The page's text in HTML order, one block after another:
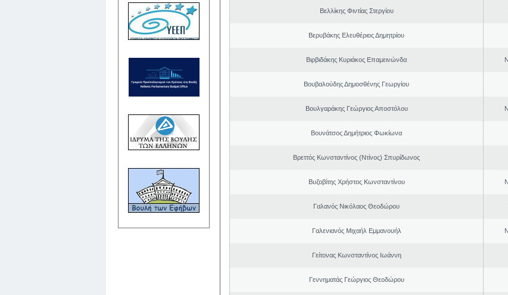
Βελλίκης Φιντίας Στεργίου
Βερυβάκης Ελευθέριος Δημητρίου
Βιρβιδάκης Κυριάκος Επαμεινώνδα
Βουβαλούδης Δημοσθένης Γεωργίου
Βουλγαράκης Γεώργιος Αποστόλου
Βουνάτσος Δημήτριος Φωκίωνα
Βρεττός Κωνσταντίνος (Ντίνος) Σπυρίδωνος
Βυζοβίτης Χρήστος Κωνσταντίνου
Γαλανός Νικόλαος Θεοδώρου
Γαλενιανός Μιχαήλ Εμμανουήλ
Γείτονας Κωνσταντίνος Ιωάννη
Γεννηματάς Γεώργιος Θεοδώρου